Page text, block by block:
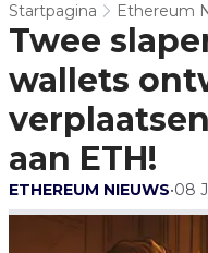
Startpagina Ethereum
Twee
wallets
aan ETH!
ETHEREUM NIEUWS•08